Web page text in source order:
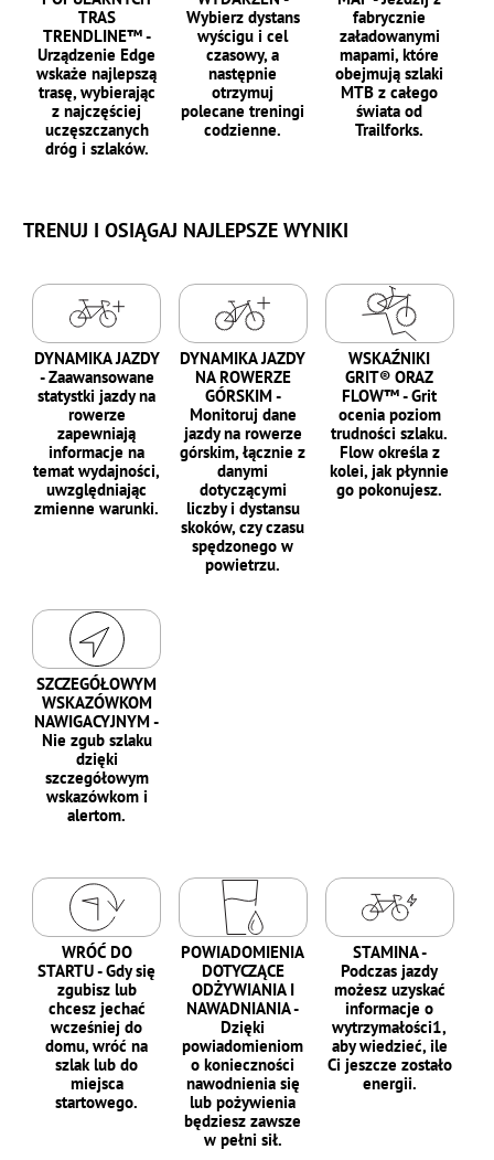
TRAS
TRENDLINE™ -
Urządzenie Edge
wskaże najlepszą
trasę, wybierając
z najczęściej
uczęszczanych
dróg i szlaków.
Wybierz dystans
wyścigu i cel
czasowy, a
następnie
otrzymuj
polecane treningi
codzienne.
fabrycznie
załadowanymi
mapami, które
obejmują szlaki
MTB z całego
świata od
Trailforks.
TRENUJ I OSIĄGAJ NAJLEPSZE WYNIKI
DYNAMIKA JAZDY
- Zaawansowane
statystki jazdy na
rowerze
zapewniają
informacje na
temat wydajności,
uwzględniając
zmienne warunki.
DYNAMIKA JAZDY
NA ROWERZE
GÓRSKIM -
Monitoruj dane
jazdy na rowerze
górskim, łącznie z
danymi
dotyczącymi
liczby i dystansu
skoków, czy czasu
spędzonego w
powietrzu.
WSKAŹNIKI
GRIT® ORAZ
FLOW™ - Grit
ocenia poziom
trudności szlaku.
Flow określa z
kolei, jak płynnie
go pokonujesz.
SZCZEGÓŁOWYM
WSKAZÓWKOM
NAWIGACYJNYM -
Nie zgub szlaku
dzięki
szczegółowym
wskazówkom i
alertom.
WRÓĆ DO
STARTU - Gdy się
zgubisz lub
chcesz jechać
wcześniej do
domu, wróć na
szlak lub do
miejsca
startowego.
POWIADOMIENIA
DOTYCZĄCE
ODŻYWIANIA I
NAWADNIANIA -
Dzięki
powiadomieniom
o konieczności
nawodnienia się
lub pożywienia
będziesz zawsze
w pełni sił.
STAMINA -
Podczas jazdy
możesz uzyskać
informacje o
wytrzymałości1,
aby wiedzieć, ile
Ci jeszcze zostało
energii.